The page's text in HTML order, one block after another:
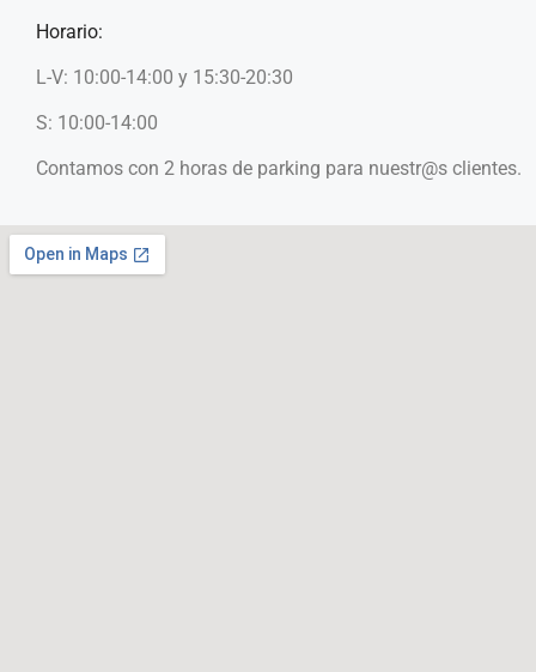
Horario:
L-V: 10:00-14:00 y 15:30-20:30
S: 10:00-14:00
Contamos con 2 horas de parking para nuestr@s clientes.